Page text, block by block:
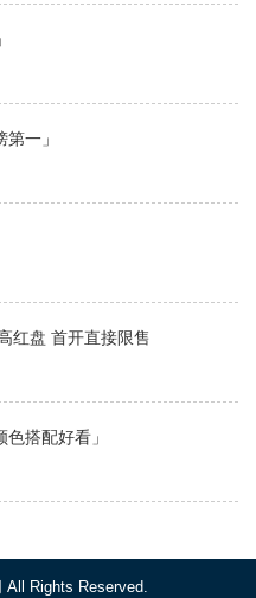
一」
红盘 首开直接限售
搭配好看」
All Rights Reserved.